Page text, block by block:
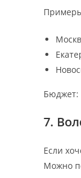
Бюджет:
7.
Если
Можно